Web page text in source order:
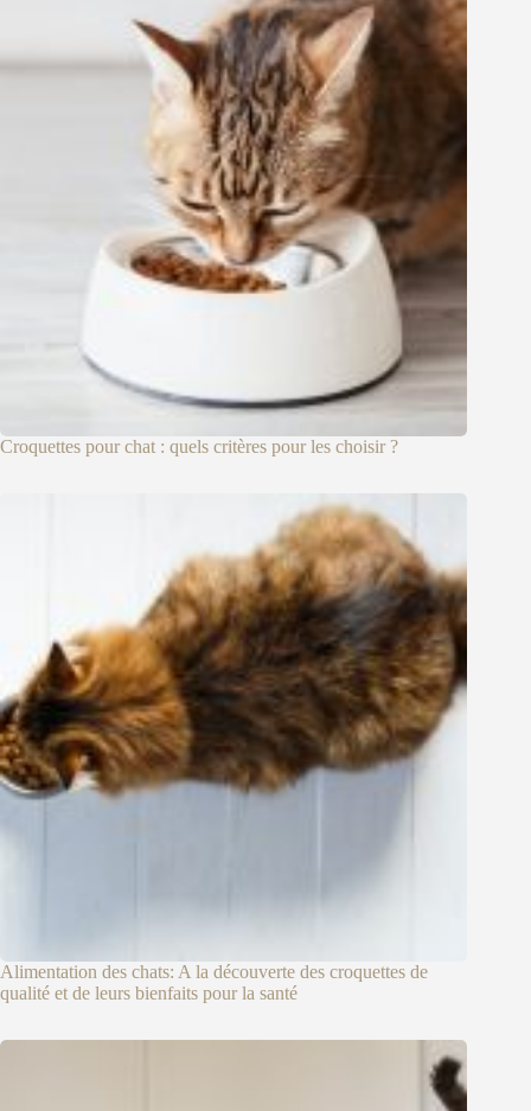
Croquettes pour chat : quels critères pour les choisir ?
Alimentation des chats: A la découverte des croquettes de
qualité et de leurs bienfaits pour la santé